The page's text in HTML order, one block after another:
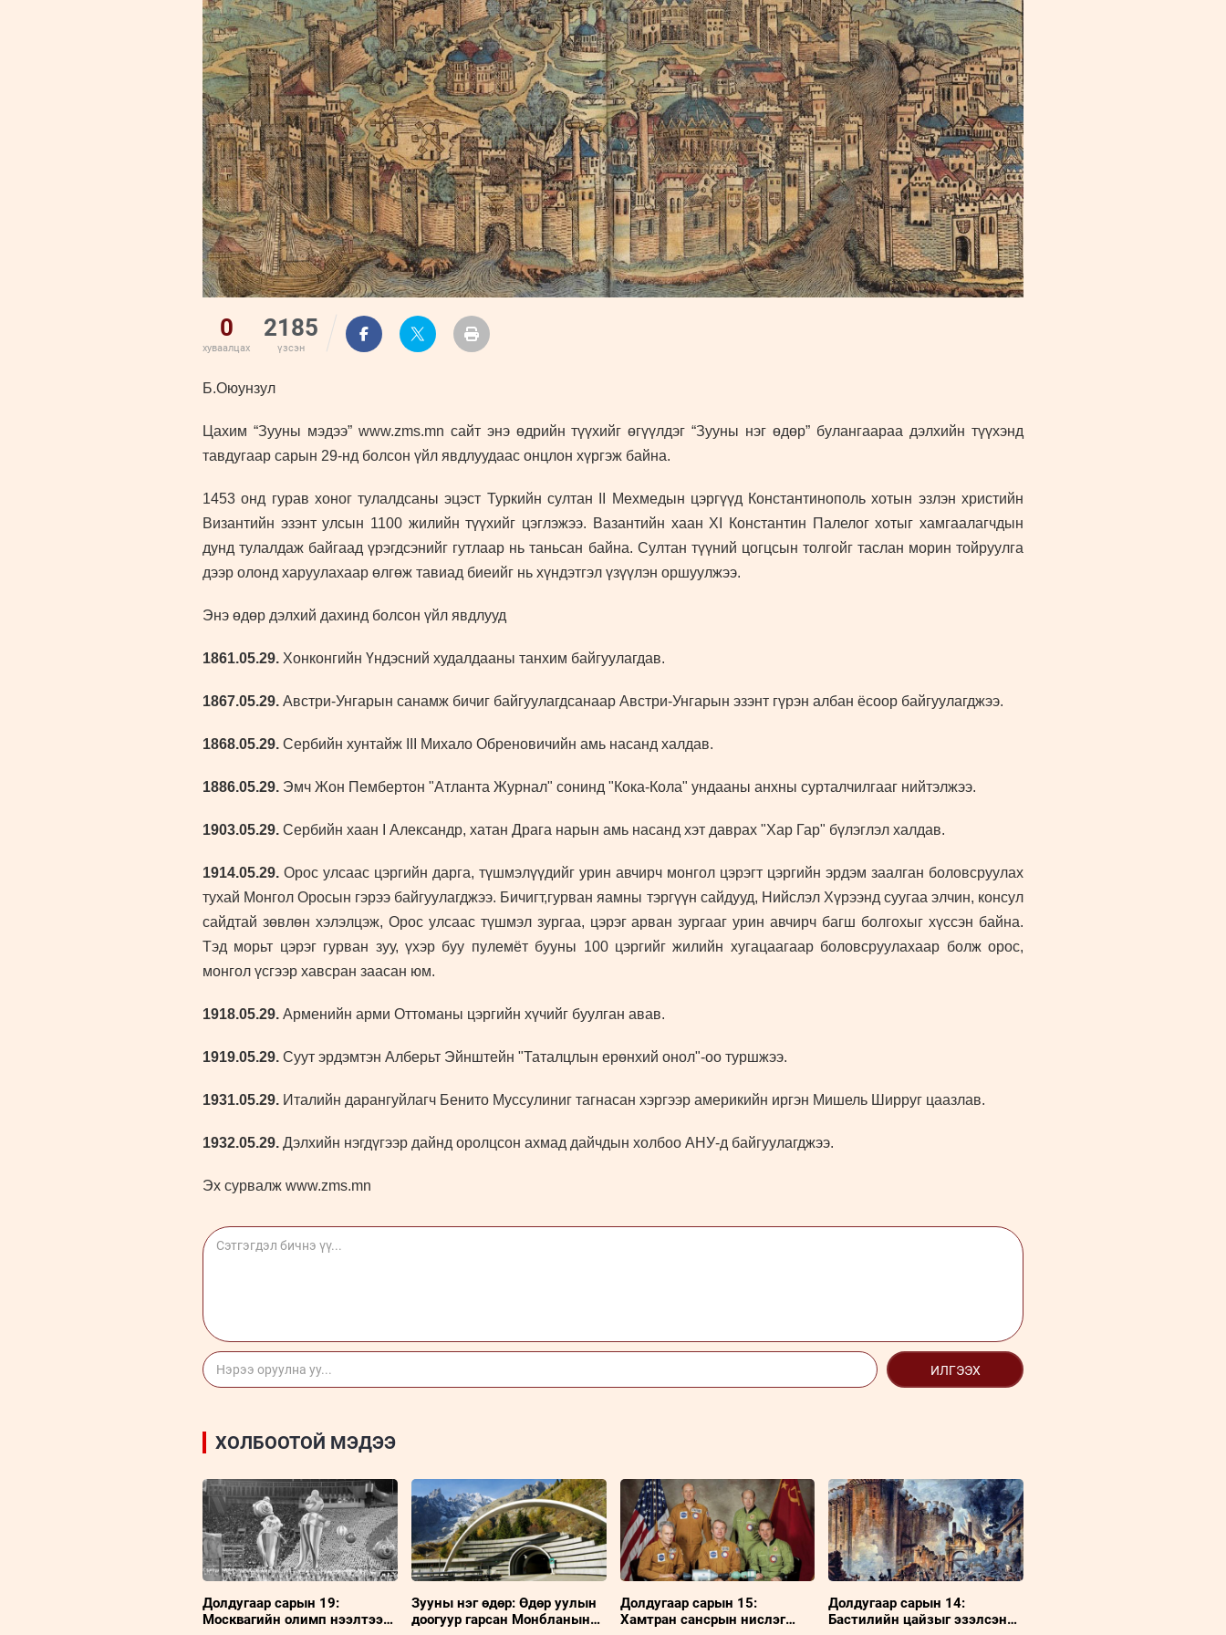
УРЛАГ
0
хуваалцах
2185
үзсэн
Б.Оюунзул
Цахим “Зууны мэдээ” www.zms.mn сайт энэ өдрийн түүхийг өгүүлдэг “Зууны нэг өдөр” булангаараа дэлхийн түүхэнд
тавдугаар сарын 29-нд болсон үйл явдлуудаас онцлон хүргэж байна.
1453 онд гурав хоног тулалдсаны эцэст Туркийн султан II Мехмедын цэргүүд Константинополь хотын эзлэн христийн
Византийн эзэнт улсын 1100 жилийн түүхийг цэглэжээ. Вазантийн хаан ХI Константин Палелог хотыг хамгаалагчдын
дунд тулалдаж байгаад үрэгдсэнийг гутлаар нь таньсан байна. Султан түүний цогцсын толгойг таслан морин тойруулга
дээр олонд харуулахаар өлгөж тавиад биеийг нь хүндэтгэл үзүүлэн оршуулжээ.
Энэ өдөр дэлхий дахинд болсон үйл явдлууд
1861.05.29. Хонконгийн Үндэсний худалдааны танхим байгуулагдав.
1867.05.29. Австри-Унгарын санамж бичиг байгуулагдсанаар Австри-Унгарын эзэнт гүрэн албан ёсоор байгуулагджээ.
1868.05.29. Сербийн хунтайж III Михало Обреновичийн амь насанд халдав.
1886.05.29. Эмч Жон Пембертон "Атланта Журнал" сонинд "Кока-Кола" ундааны анхны сурталчилгааг нийтэлжээ.
1903.05.29. Сербийн хаан I Александр, хатан Драга нарын амь насанд хэт даврах "Хар Гар" бүлэглэл халдав.
1914.05.29. Орос улсаас цэргийн дарга, түшмэлүүдийг урин авчирч монгол цэрэгт цэргийн эрдэм заалган боловсруулах
тухай Монгол Оросын гэрээ байгуулагджээ. Бичигт,гурван яамны тэргүүн сайдууд, Нийслэл Хүрээнд суугаа элчин, консул
сайдтай зөвлөн хэлэлцэж, Орос улсаас түшмэл зургаа, цэрэг арван зургааг урин авчирч багш болгохыг хүссэн байна.
Тэд морьт цэрэг гурван зуу, үхэр буу пулемёт бууны 100 цэргийг жилийн хугацаагаар боловсруулахаар болж орос,
монгол үсгээр хавсран заасан юм.
1918.05.29. Арменийн арми Оттоманы цэргийн хүчийг буулган авав.
1919.05.29. Суут эрдэмтэн Алберьт Эйнштейн "Таталцлын ерөнхий онол"-оо туршжээ.
1931.05.29. Италийн дарангуйлагч Бенито Муссулиниг тагнасан хэргээр америкийн иргэн Мишель Ширруг цаазлав.
1932.05.29. Дэлхийн нэгдүгээр дайнд оролцсон ахмад дайчдын холбоо АНУ-д байгуулагджээ.
Эх сурвалж www.zms.mn
ИЛГЭЭХ
ХОЛБООТОЙ МЭДЭЭ
Долдугаар сарын 19:
Москвагийн олимп нээлтээ
Зууны нэг өдөр: Өдөр уулын
доогуур гарсан Монбланын
Долдугаар сарын 15:
Хамтран сансрын нислэг
Долдугаар сарын 14:
Бастилийн цайзыг эзэлсэн